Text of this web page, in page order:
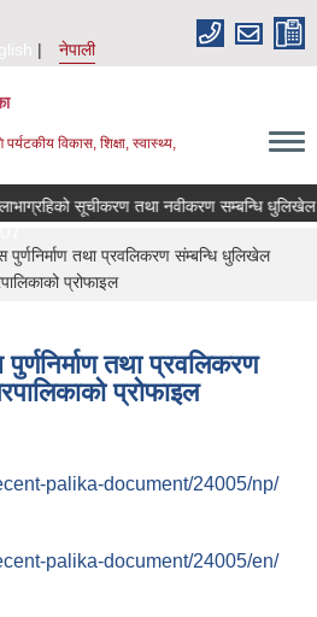
नेपाली
विकास, शिक्षा, स्वास्थ्य,
लाभाग्रहिको सूचीकरण तथा नवीकरण सम्बन्धि
तथा प्रवलिकरण संम्बन्धि धुलिखेल
प्रोफाइल
तथा प्रवलिकरण
प्रोफाइल
palika-document/24005/np/
palika-document/24005/en/